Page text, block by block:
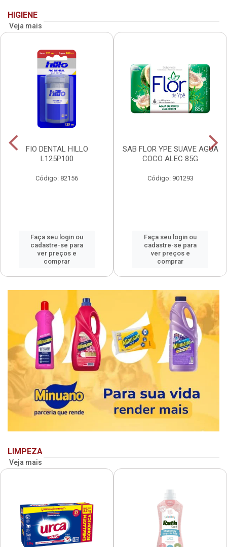
HIGIENE
Veja mais
FIO DENTAL HILLO
L125P100
Código: 82156
Faça seu login ou
cadastre-se para
ver preços e
comprar
SAB FLOR YPE SUAVE AGUA
COCO ALEC 85G
Código: 901293
Faça seu login ou
cadastre-se para
ver preços e
comprar
LIMPEZA
Veja mais